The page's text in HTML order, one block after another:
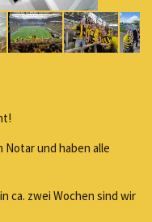
Notar und haben alle
ca. zwei Wochen sind wir